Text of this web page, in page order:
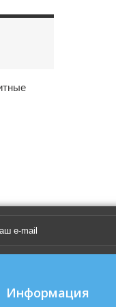
Информация